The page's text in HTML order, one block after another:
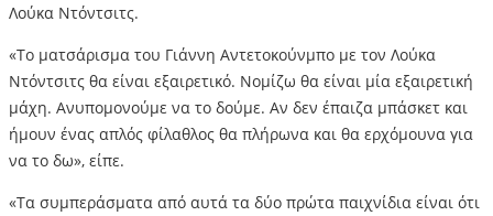
Λούκα Ντόντσιτς.
«Το ματσάρισμα του Γιάννη Αντετοκούνμπο με τον Λούκα
Ντόντσιτς θα είναι εξαιρετικό. Νομίζω θα είναι μία εξαιρετική
μάχη. Ανυπομονούμε να το δούμε. Αν δεν έπαιζα μπάσκετ και
ήμουν ένας απλός φίλαθλος θα πλήρωνα και θα ερχόμουνα για
να το δω», είπε.
«Τα συμπεράσματα από αυτά τα δύο πρώτα παιχνίδια είναι ότι